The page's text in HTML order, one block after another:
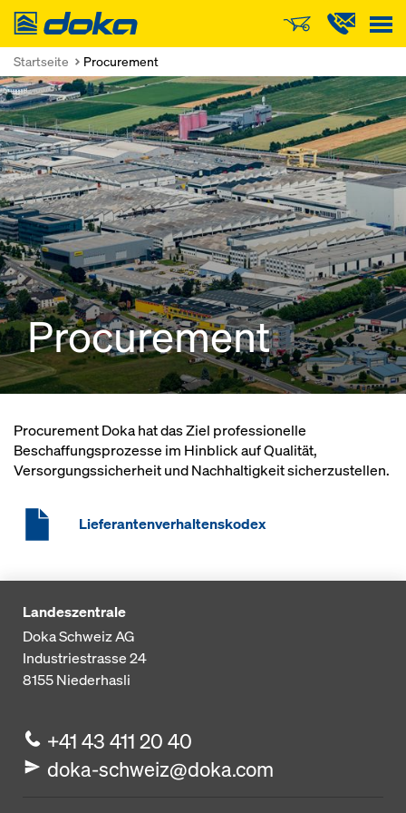
Doka
Startseite Procurement
Procurement
Procurement Doka hat das Ziel professionelle
Beschaffungsprozesse im Hinblick auf Qualität,
Versorgungssicherheit und Nachhaltigkeit sicherzustellen.
Lieferantenverhaltenskodex
Landeszentrale
Doka Schweiz AG
Industriestrasse 24
8155Niederhasli
+41 43 411 20 40
doka-schweiz@doka.com